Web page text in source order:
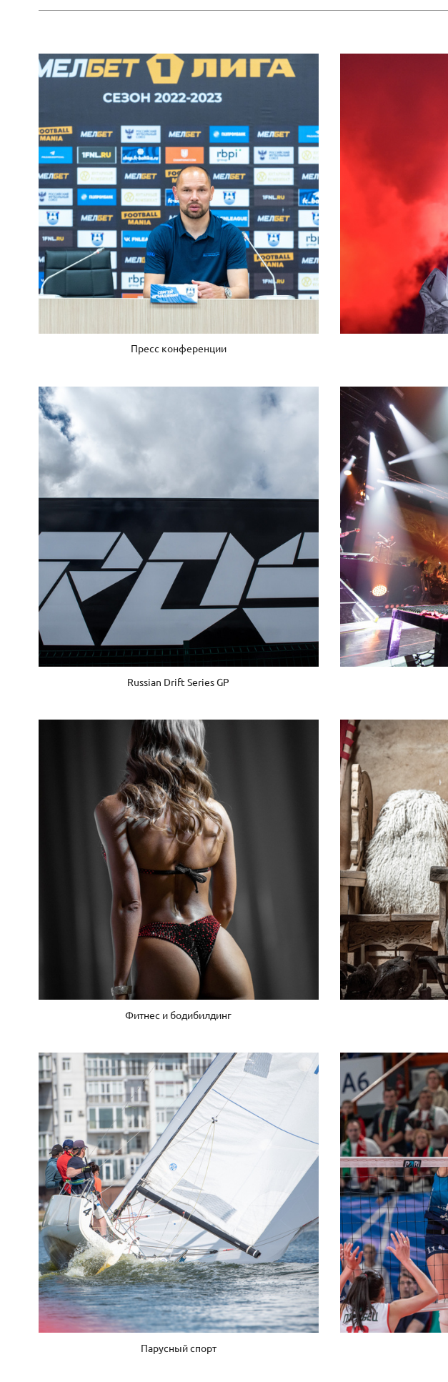
Пресс конференции
Russian Drift Series GP
Фитнес и бодибилдинг
Парусный спорт